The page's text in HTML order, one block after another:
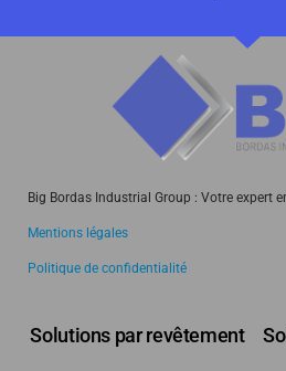
Big Bordas Industrial Group : Votre expert
Mentions légales
Politique de confidentialité
Solutions par revêtement